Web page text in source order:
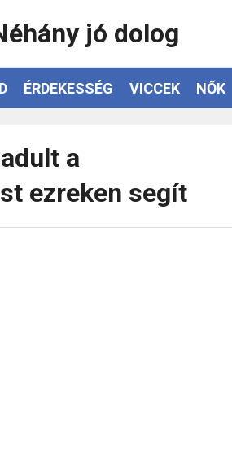
jó dolog
ÉRDEKESSÉG VICCEK NŐK
a
ezreken segít